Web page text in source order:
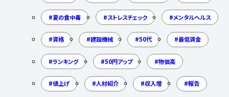
夏の食中毒 ストレスチェック メンタルヘルス
資格 建設機械 50代 最低賃金
ランキング 50円アップ 物価高
値上げ 人材紹介 収入増 報告